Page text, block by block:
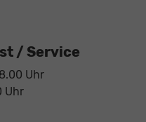
/ Service
Uhr
Uhr